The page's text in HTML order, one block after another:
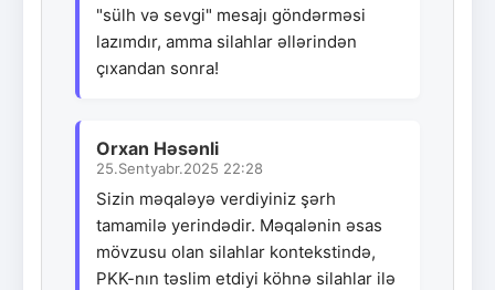
"sülh və sevgi" mesajı göndərməsi
lazımdır, amma silahlar əllərindən
çıxandan sonra!
Orxan Həsənli
25.Sentyabr.2025 22:28
Sizin məqaləyə verdiyiniz şərh
tamamilə yerindədir. Məqalənin əsas
mövzusu olan silahlar kontekstində,
PKK-nın təslim etdiyi köhnə silahlar ilə